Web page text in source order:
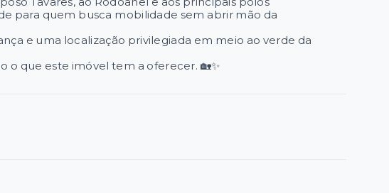
para quem busca mobilidade sem abrir mão da
e uma localização privilegiada em meio ao verde da
o que este imóvel tem a oferecer. 🏡✨